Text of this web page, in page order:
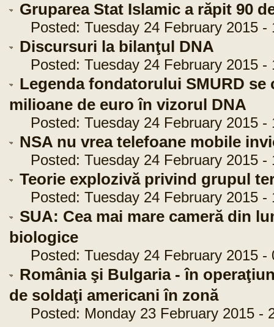
Gruparea Stat Islamic a răpit 90
Posted: Tuesday 24 February 2015 -
Discursuri la bilanţul DNA
Posted: Tuesday 24 February 2015 -
Legenda fondatorului SMURD se
milioane de euro în vizorul DNA
Posted: Tuesday 24 February 2015 -
NSA nu vrea telefoane mobile
Posted: Tuesday 24 February 2015 -
Teorie explozivă privind grupul
Posted: Tuesday 24 February 2015 -
SUA: Cea mai mare cameră din
biologice
Posted: Tuesday 24 February 2015 -
România şi Bulgaria - în
de soldaţi americani în zonă
Posted: Monday 23 February 2015 -